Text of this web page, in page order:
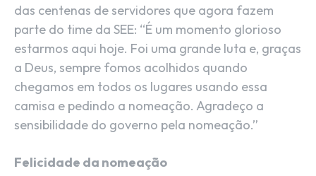
das centenas de servidores que agora fazem
parte do time da SEE: “É um momento glorioso
estarmos aqui hoje. Foi uma grande luta e, graças
a Deus, sempre fomos acolhidos quando
chegamos em todos os lugares usando essa
camisa e pedindo a nomeação. Agradeço a
sensibilidade do governo pela nomeação.”
Felicidade da nomeação